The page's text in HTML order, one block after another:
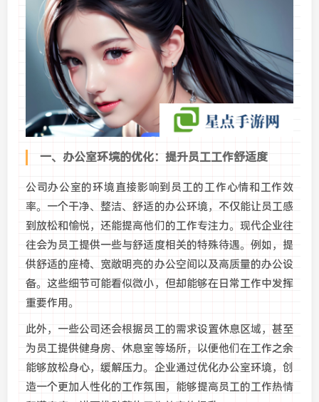
一、办公室环境的优化：提升员工工作舒适度
公司办公室的环境直接影响到员工的工作心情和工作效
率。一个干净、整洁、舒适的办公环境，不仅能让员工感
到放松和愉悦，还能提高他们的工作专注力。现代企业往
往会为员工提供一些与舒适度相关的特殊待遇。例如，提
供舒适的座椅、宽敞明亮的办公空间以及高质量的办公设
备。这些细节可能看似微小，但却能够在日常工作中发挥
重要作用。
此外，一些公司还会根据员工的需求设置休息区域，甚至
为员工提供健身房、休息室等场所，以便他们在工作之余
能够放松身心，缓解压力。企业通过优化办公室环境，创
造一个更加人性化的工作氛围，能够提高员工的工作热情